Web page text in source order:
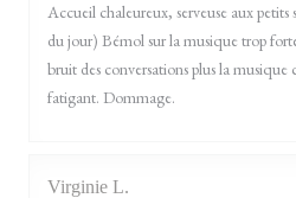
Accueil chaleureux, serveuse aux
du jour) Bémol sur la musique trop
bruit des conversations plus la musique
fatigant. Dommage.
Virginie L